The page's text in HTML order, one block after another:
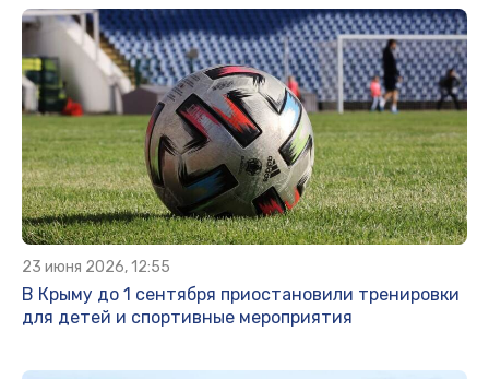
23 июня 2026, 12:55
В Крыму до 1 сентября приостановили тренировки
для детей и спортивные мероприятия